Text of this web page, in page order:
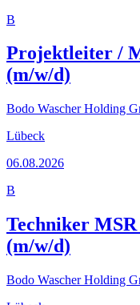
B
Projektleiter /
(m/w/d)
Bodo Wascher Holding
Lübeck
06.08.2026
B
Techniker
(m/w/d)
Bodo Wascher Holding